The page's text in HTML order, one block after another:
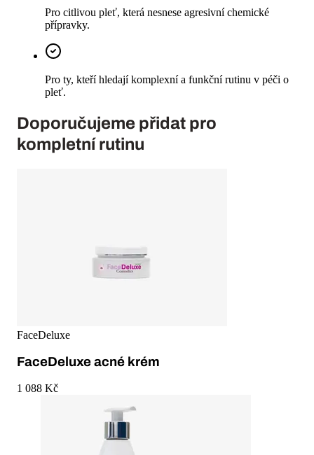
Pro citlivou pleť, která nesnese agresivní chemické
přípravky.
Pro ty, kteří hledají komplexní a funkční rutinu v péči o
pleť.
Doporučujeme přidat pro
kompletní rutinu
FaceDeluxe
FaceDeluxe acné krém
1 088 Kč